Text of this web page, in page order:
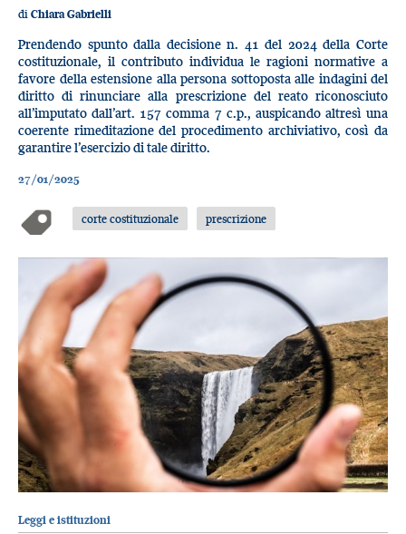
di Chiara Gabrielli
Prendendo spunto dalla decisione n. 41 del 2024 della Corte
costituzionale, il contributo individua le ragioni normative a
favore della estensione alla persona sottoposta alle indagini del
diritto di rinunciare alla prescrizione del reato riconosciuto
all’imputato dall’art. 157 comma 7 c.p., auspicando altresì una
coerente rimeditazione del procedimento archiviativo, così da
garantire l’esercizio di tale diritto.
27/01/2025
corte costituzionale prescrizione
Leggi e istituzioni